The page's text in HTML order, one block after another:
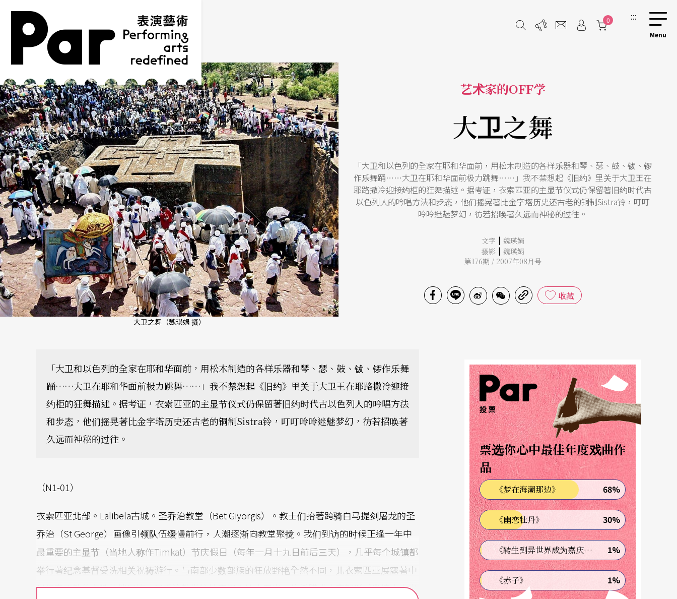
跳到主要内容区块
网站导览
0 :::
大卫之舞（魏瑛娟 摄）
艺术家的OFF学
大卫之舞
「大卫和以色列的全家在耶和华面前，用松木制造的各样乐器和琴、瑟、鼓、钹、锣
作乐舞踊……大卫在耶和华面前极力跳舞……」我不禁想起《旧约》里关于大卫王在
耶路撒冷迎接约柜的狂舞描述。据考证，衣索匹亚的主显节仪式仍保留著旧约时代古
以色列人的吟唱方法和步态，他们摇晃著比金字塔历史还古老的铜制Sistra铃，叮叮
呤呤迷魅梦幻，彷若招唤著久远而神秘的过往。
文字 | 魏瑛娟
摄影 | 魏瑛娟
第176期 / 2007年08月号
收藏
「大卫和以色列的全家在耶和华面前，用松木制造的各样乐器和琴、瑟、鼓、钹、锣作乐舞
踊……大卫在耶和华面前极力跳舞……」我不禁想起《旧约》里关于大卫王在耶路撒冷迎接
约柜的狂舞描述。据考证，衣索匹亚的主显节仪式仍保留著旧约时代古以色列人的吟唱方法
和步态，他们摇晃著比金字塔历史还古老的铜制Sistra铃，叮叮呤呤迷魅梦幻，彷若招唤著
久远而神秘的过往。
（N1-01）
衣索匹亚北部。Lalibela古城。圣乔治教堂（Bet Giyorgis）。教士们抬著跨骑白马提剑屠龙的圣
乔治（St George）画像引领队伍缓慢前行，人潮逐渐向教堂聚拢。我们到访的时候正逢一年中
最重要的主显节（当地人称作Timkat）节庆假日（每年一月十九日前后三天），几乎每个城镇都
举行著纪念基督受洗相关祝祷游行。与南部少数部族的狂放野艳全然不同，北衣索匹亚展露著中
世纪东正教的虔敬朴拙风情。圣乔治教堂往地底深入约十五米，依希腊式十字架形式凿挖火山岩
投票
票选你心中最佳年度戏曲作
品
《梦在海潮那边》 68%
《幽恋牡丹》 30%
《转生到异世界成为嘉庆君—发现我的祖先是诈骗集团!?》 1%
《赤子》 1%